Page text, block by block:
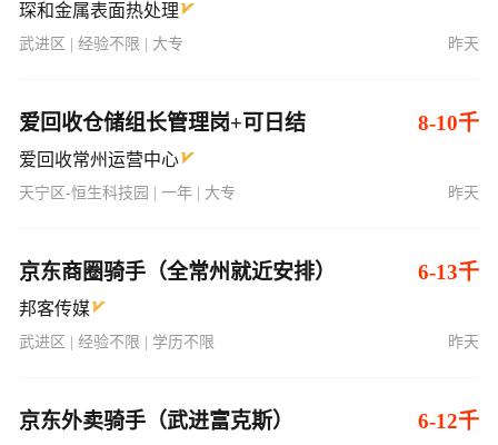
琛和金属表面热处理
武进区 | 经验不限 | 大专 昨天
爱回收仓储组长管理岗+可日结 8-10千
爱回收常州运营中心
天宁区-恒生科技园 | 一年 | 大专 昨天
京东商圈骑手（全常州就近安排） 6-13千
邦客传媒
武进区 | 经验不限 | 学历不限 昨天
京东外卖骑手（武进富克斯） 6-12千